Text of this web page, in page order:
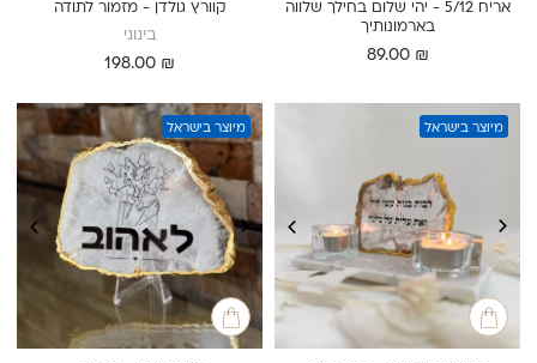
אריח 5/12 - יהי שלום בחילך שלווה
בארמונותיך
89.00 ₪
קוורץ גולדן - מזמור לתודה
בינוני
198.00 ₪
מיוצר בישראל מיוצר בישראל